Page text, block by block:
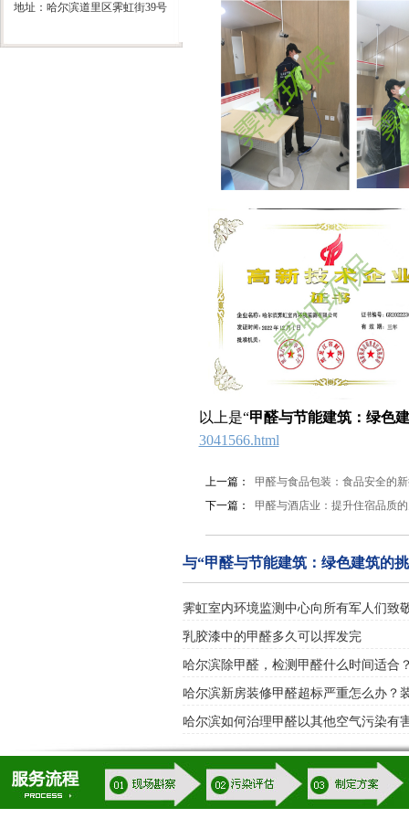
地址：哈尔滨道里区霁虹街39号
以上是“甲醛与节能建筑：绿色
3041566.html
上一篇：
甲醛与食品包装：食品安全的
下一篇：
甲醛与酒店业：提升住宿品质
与“甲醛与节能建筑：绿色建筑的
霁虹室内环境监测中心向所有军人们致
乳胶漆中的甲醛多久可以挥发完
哈尔滨除甲醛，检测甲醛什么时间适合
哈尔滨新房装修甲醛超标严重怎么办？
哈尔滨如何治理甲醛以其他空气污染有